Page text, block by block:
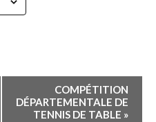
COMPÉTITION
DÉPARTEMENTALE DE
TENNIS DE TABLE »